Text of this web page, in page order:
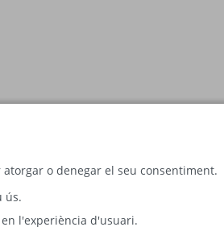
o denegar el seu consentiment.
ús.
l'experiència d'usuari.